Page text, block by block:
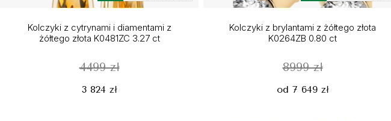
Kolczyki z cytrynami i diamentami z
żółtego złota K0481ZC 3.27 ct
4499 zł
3 824 zł
Kolczyki z brylantami z żółtego złota
K0264ZB 0.80 ct
8999 zł
od 7 649 zł